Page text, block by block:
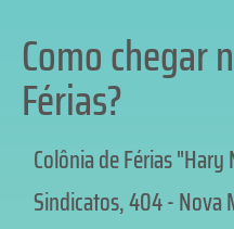
Como chegar
Férias?
Colônia de Férias
Sindicatos, 404 - Nova